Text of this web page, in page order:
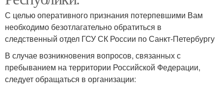
С целью оперативного признания потерпевшими Вам
необходимо безотлагательно обратиться в
следственный отдел ГСУ СК России по Санкт-Петербургу
В случае возникновения вопросов, связанных с
пребыванием на территории Российской Федерации,
следует обращаться в организации: